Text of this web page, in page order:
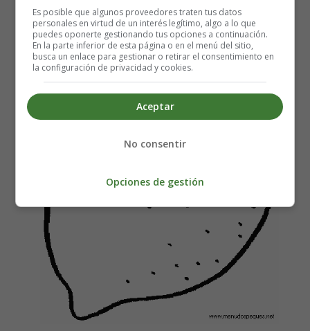
Dibujos Frutas, limón.
Es posible que algunos proveedores traten tus datos
personales en virtud de un interés legítimo, algo a lo que
puedes oponerte gestionando tus opciones a continuación.
En la parte inferior de esta página o en el menú del sitio,
busca un enlace para gestionar o retirar el consentimiento en
la configuración de privacidad y cookies.
Aceptar
No consentir
Opciones de gestión